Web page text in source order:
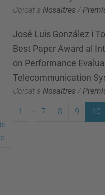
Ubicat a Nosaltres /
José Luis González i
Best Paper Award al
on Performance
Telecommunication
Ubicat a Nosaltres /
1 7 8 9 10